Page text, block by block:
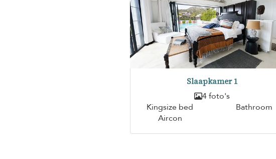
Slaapkamer 1
4 foto's
Kingsize bed
Bathroom
Aircon